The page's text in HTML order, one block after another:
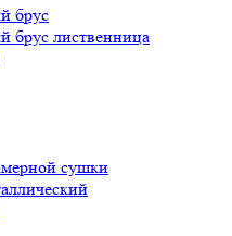
брус
брус лиственница
сушки